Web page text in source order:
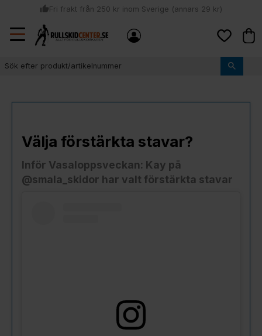
Meny
thumb_upFri frakt från 250 kr inom Sverige (annars 29 kr)
local_shipping
Sommar: Beställ innan kl 11:00 (mån-ons) och vi skickar lagervaror
samma dag
Välja förstärkta stavar?
Inför Vasaloppsveckan: Kay på
@smala_skidor har valt förstärkta stavar